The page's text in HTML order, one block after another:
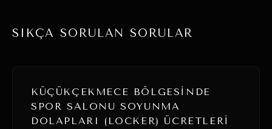
SIKÇA SORULAN SORULAR
KÜÇÜKÇEKMECE BÖLGESINDE
SPOR SALONU SOYUNMA
DOLAPLARI (LOCKER) ÜCRETLERI